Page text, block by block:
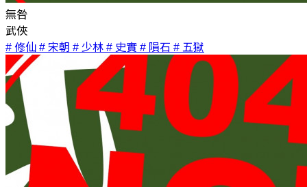
無咎
武俠
# 修仙 # 宋朝 # 少林 # 史實 # 隕石 # 五獄